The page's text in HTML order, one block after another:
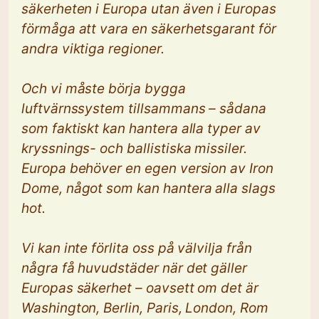
säkerheten i Europa utan även i Europas
förmåga att vara en säkerhetsgarant för
andra viktiga regioner.
Och vi måste börja bygga
luftvärnssystem tillsammans – sådana
som faktiskt kan hantera alla typer av
kryssnings- och ballistiska missiler.
Europa behöver en egen version av Iron
Dome, något som kan hantera alla slags
hot.
Vi kan inte förlita oss på välvilja från
några få huvudstäder när det gäller
Europas säkerhet – oavsett om det är
Washington, Berlin, Paris, London, Rom